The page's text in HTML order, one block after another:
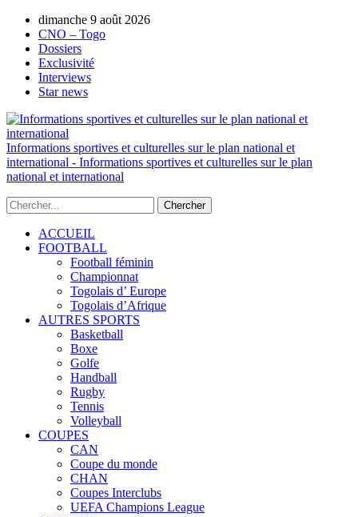
dimanche 9 août 2026
CNO – Togo
Dossiers
Exclusivité
Interviews
Star news
Informations sportives et culturelles sur le plan national et
international - Informations sportives et culturelles sur le plan
national et international
ACCUEIL
FOOTBALL
Football féminin
Championnat
Togolais d’ Europe
Togolais d’Afrique
AUTRES SPORTS
Basketball
Boxe
Golfe
Handball
Rugby
Tennis
Volleyball
COUPES
CAN
Coupe du monde
CHAN
Coupes Interclubs
UEFA Champions League
AUTORISATION DE LA HAAC N°0134/